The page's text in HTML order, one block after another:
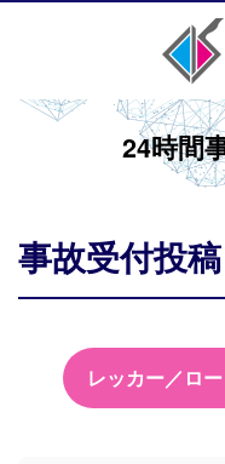
24時間
事故受付投
レッカー／ロ